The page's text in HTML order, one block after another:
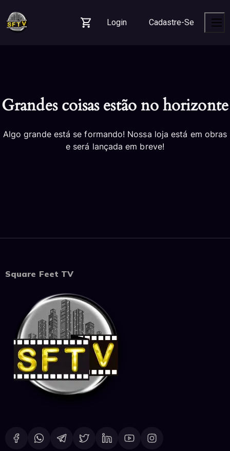
navigation
content
footer
Login
Cadastre-Se
Grandes coisas estão no horizonte
Algo grande está se formando! Nossa loja está em obras
e será lançada em breve!
Square Feet TV